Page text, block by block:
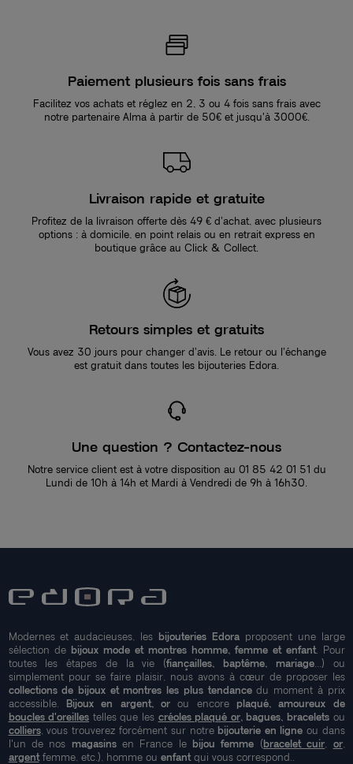
Paiement plusieurs fois sans frais
Facilitez vos achats et réglez en 2, 3 ou 4 fois sans frais avec
notre partenaire Alma à partir de 50€ et jusqu'à 3000€.
Livraison rapide et gratuite
Profitez de la livraison offerte dès 49 € d’achat, avec plusieurs
options : à domicile, en point relais ou en retrait express en
boutique grâce au Click & Collect.
Retours simples et gratuits
Vous avez 30 jours pour changer d’avis. Le retour ou l’échange
est gratuit dans toutes les bijouteries Edora.
Une question ? Contactez-nous
Notre service client est à votre disposition au 01 85 42 01 51 du
Lundi de 10h à 14h et Mardi à Vendredi de 9h à 16h30.
Modernes et audacieuses, les bijouteries Edoraproposent une large
sélection de bijoux mode et montres homme, femme et enfant. Pour
toutes les étapes de la vie (fiançailles, baptême, mariage...) ou
simplement pour se faire plaisir, nous avons à cœur de proposer les
collections de bijoux et montres les plus tendancedu moment à prix
accessible. Bijoux en argent, orou encore plaqué, amoureux de
boucles d'oreilles telles que les créoles plaqué or, bagues, braceletsou
colliers, vous trouverez forcément sur notre bijouterie en ligne ou dans
l'un de nos magasinsen France le bijou femme (bracelet cuir or,
argentfemme, etc.), homme ou enfantqui vous correspond..